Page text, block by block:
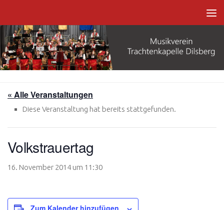
« Alle Veranstaltungen
Diese Veranstaltung hat bereits stattgefunden.
Volkstrauertag
16. November 2014 um 11:30